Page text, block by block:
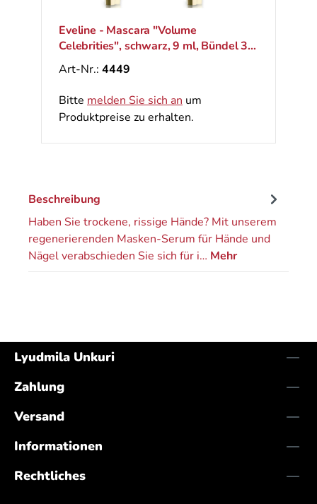
Eveline - Mascara "Volume
Celebrities", schwarz, 9 ml, Bündel 3
St.
Art-Nr.: 4449
Bitte melden Sie sich an um
Produktpreise zu erhalten.
Beschreibung
Haben Sie trockene, rissige Hände? Mit unserem
regenerierenden Masken-Serum für Hände und
Nägel verabschieden Sie sich für i… Mehr
Lyudmila Unkuri
Zahlung
Versand
Informationen
Rechtliches